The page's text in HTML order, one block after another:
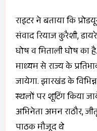
राइटर ने बताया कि
संवाद रियाज कुरैशी,
घोष व मिताली घोष का
माध्यम से राज्य के
जायेगा. झारखंड के
स्थलों पर शूटिंग किया
अभिनेता अमन राठौर,